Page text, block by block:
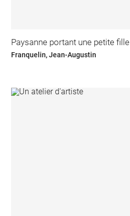
Paysanne portant une petite fille
Franquelin, Jean-Augustin